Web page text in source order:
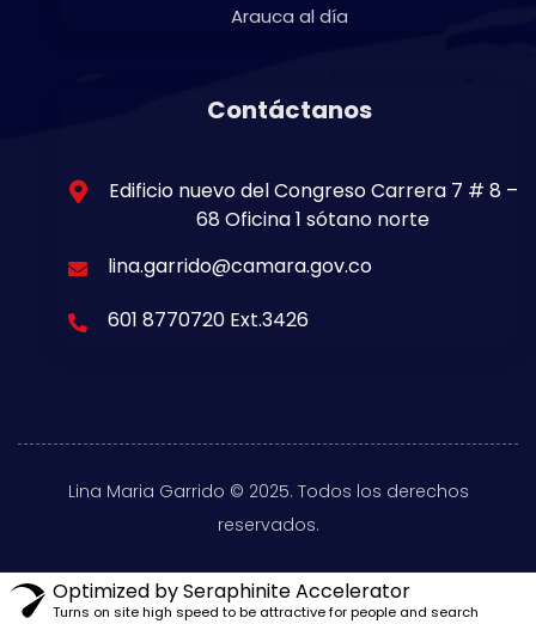
Arauca al día
Contáctanos
Edificio nuevo del Congreso Carrera 7 # 8 –
68 Oficina 1 sótano norte
lina.garrido@camara.gov.co
601 8770720 Ext.3426
Lina Maria Garrido © 2025. Todos los derechos
reservados.
Optimized by Seraphinite Accelerator
Turns on site high speed to be attractive for people and search